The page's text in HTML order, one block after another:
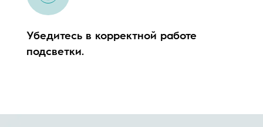
Убедитесь в корректной работе
подсветки.